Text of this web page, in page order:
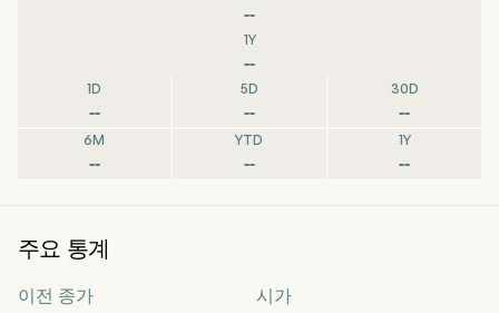
--
1Y
--
1D
--
5D
--
30D
--
6M
--
YTD
--
1Y
--
주요 통계
이전 종가 시가